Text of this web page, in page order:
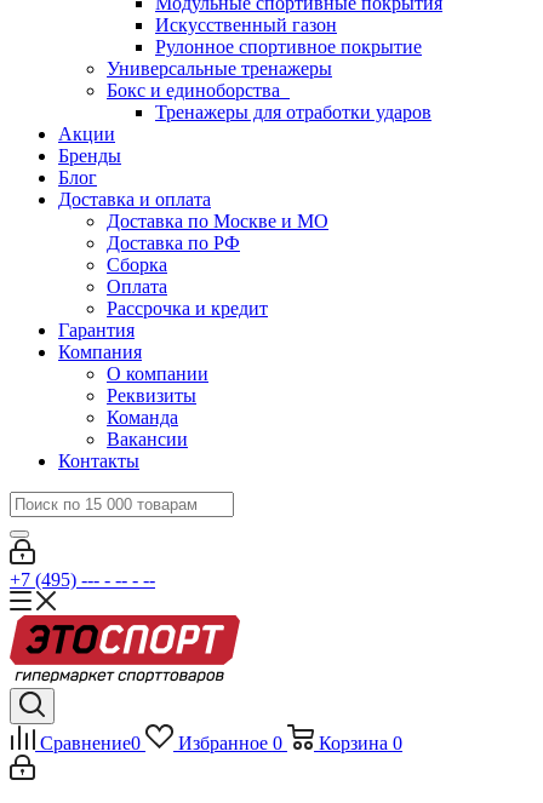
Искусственный газон
Рулонное спортивное покрытие
Универсальные тренажеры
Бокс и единоборства
Тренажеры для отработки ударов
Акции
Бренды
Блог
Доставка и оплата
Доставка по Москве и МО
Доставка по РФ
Сборка
Оплата
Рассрочка и кредит
Гарантия
Компания
О компании
Реквизиты
Команда
Вакансии
Контакты
+7 (495) --- - -- - --
Сравнение0 Избранное 0 Корзина 0